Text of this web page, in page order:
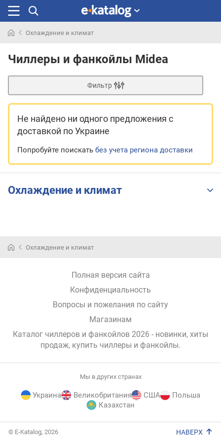
раньше
Охлаждение и климат
Чиллеры и фанкойлы Midea
Фильтр
Не найдено ни одного предложения с
доставкой по Украине
Попробуйте поискать без учета региона доставки
Охлаждение и климат
Охлаждение и климат
Полная версия сайта
Конфиденциальность
Вопросы и пожелания по сайту
Магазинам
Каталог чиллеров и фанкойлов 2026 - новинки, хиты
продаж, купить чиллеры и фанкойлы.
Мы в других странах
Украина Великобритания США
Польша
Казахстан
© E-Katalog, 2026 НАВЕРХ